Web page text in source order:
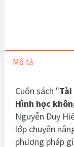
Mô tả
Cuốn sách "
Hình học
Nguyễn Duy
lớp chuyên
phương pháp